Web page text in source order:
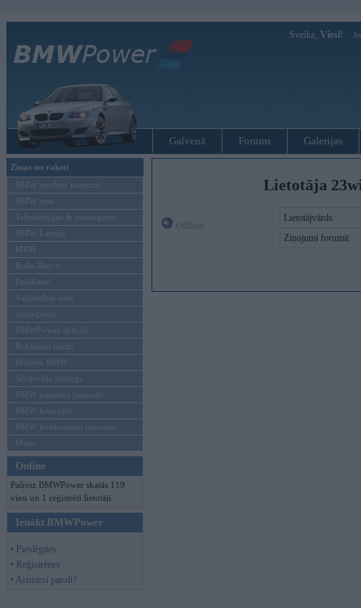
Sveiks, Viesi!
Galvenā Forums Galerijas
Ziņas un raksti
BMW modeļu jaunumi
BMW testi
Tehnoloģijas & sasniegumi
BMW Latvijā
MINI
Rolls-Royce
Pasākumi
Vadāmības tests
Autosports
BMWPower aktuāli
Reklāmas raksti
Mēneša BMW
Sērijveida tūnings
BMW pasaules jaunumi
BMW koncepti
BMW konkurentu jaunumi
Moto
Online
Pašreiz BMWPower skatās 119
viesi un 1 reģistrēti lietotāji.
Ienākt BMWPower
• Pieslēgties
• Reģistrēties
• Aizmirsi paroli?
Lietotāja
Lietotājvārds:
Ziņojumi forumā: